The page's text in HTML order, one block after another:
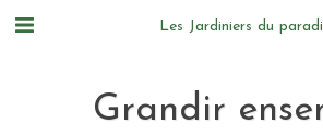
Les Jardiniers du
Grandir